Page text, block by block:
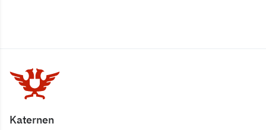
Katernen